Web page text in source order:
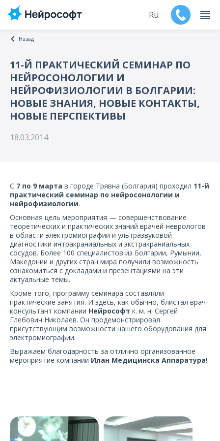
Продукты
Поддержка
Дилеры
О компании
Карьера
Ru
Назад
11-Й ПРАКТИЧЕСКИЙ СЕМИНАР ПО
НЕЙРОСОНОЛОГИИ И
НЕЙРОФИЗИОЛОГИИ В БОЛГАРИИ:
НОВЫЕ ЗНАНИЯ, НОВЫЕ КОНТАКТЫ,
НОВЫЕ ПЕРСПЕКТИВЫ
18.03.2014
С 7 по 9 марта в городе Трявна (Болгария) проходил 11-й
практический семинар по нейросонологии и
нейрофизиологии.
Основная цель мероприятия — совершенствование
теоретических и практических знаний врачей-неврологов
в области электромиографии и ультразвуковой
диагностики интракраниальных и экстракраниальных
сосудов. Более 100 специалистов из Болгарии, Румынии,
Македонии и других стран мира получили возможность
ознакомиться с докладами и презентациями на эти
актуальные темы.
Кроме того, программу семинара составляли
практические занятия. И здесь, как обычно, блистал врач-
консультант компании Нейрософт к. м. н. Сергей
Глебович Николаев. Он продемонстрировал
присутствующим возможности нашего оборудования для
электромиографии.
Выражаем благодарность за отлично организованное
мероприятие компании Илан Медицинска Аппаратура!